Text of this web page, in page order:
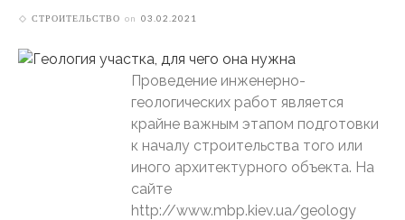
СТРОИТЕЛЬСТВО on 03.02.2021
Проведение инженерно-
геологических работ является
крайне важным этапом подготовки
к началу строительства того или
иного архитектурного объекта. На
сайте
http://www.mbp.kiev.ua/geology